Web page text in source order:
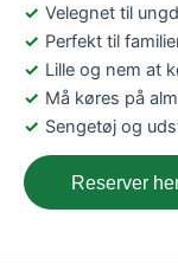
Velegnet til
Perfekt til
Lille og nem at
Må køres på
Sengetøj og
Reserver